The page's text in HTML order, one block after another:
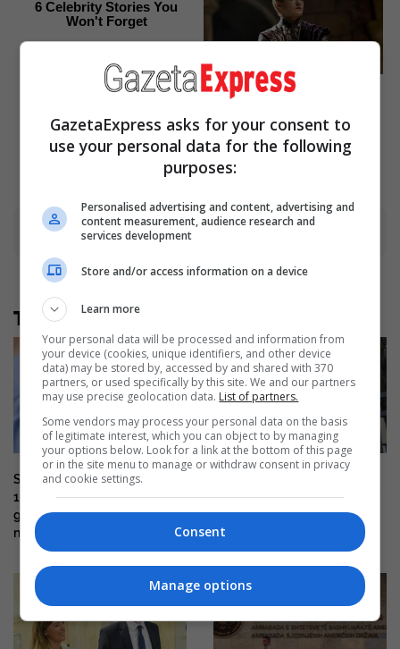
6 Celebrity Stories You
Won't Forget
Brainberries
Where Are They Now? 9 Ex-
Actors Found Unexpected
Advertisement
Të tjera nga rubrika
Shoferi në Shtime kapet me
178 km/h në zonën 60,
gjobitet me 500 euro dhe i
ndalohet vozitja për 6 muaj
personave për krime lufte për
gjykim në mungesë
GazetaExpress asks for your consent to
use your personal data for the following
purposes:
Personalised advertising and content, advertising and
content measurement, audience research and
services development
Store and/or access information on a device
Learn more
Your personal data will be processed and information from
your device (cookies, unique identifiers, and other device
data) may be stored by, accessed by and shared with 370
partners, or used specifically by this site. We and our partners
may use precise geolocation data. List of partners.
Some vendors may process your personal data on the basis
of legitimate interest, which you can object to by managing
your options below. Look for a link at the bottom of this page
or in the site menu to manage or withdraw consent in privacy
and cookie settings.
Consent
Manage options